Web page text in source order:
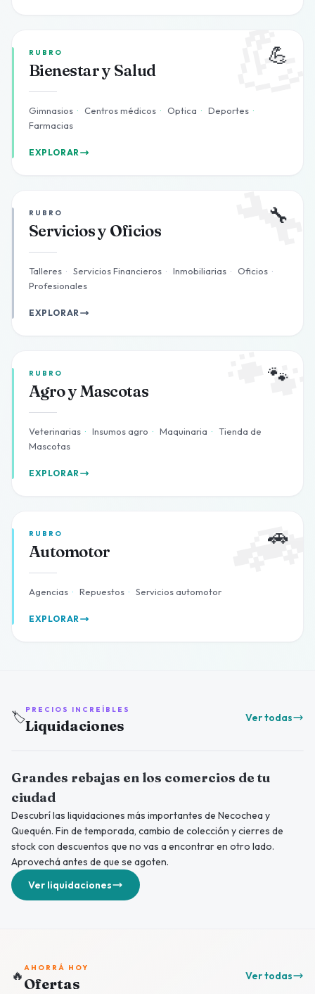
💪
RUBRO
Bienestar y Salud
Gimnasios · Centros médicos · Optica · Deportes ·
Farmacias
EXPLORAR
🔧
RUBRO
Servicios y Oficios
Talleres · Servicios Financieros · Inmobiliarias · Oficios ·
Profesionales
EXPLORAR
🐾
RUBRO
Agro y Mascotas
Veterinarias · Insumos agro · Maquinaria · Tienda de
Mascotas
EXPLORAR
🚗
RUBRO
Automotor
Agencias · Repuestos · Servicios automotor
EXPLORAR
🏷️PRECIOS INCREÍBLES
Liquidaciones Ver todas
Grandes rebajas en los comercios de tu
ciudad
Descubrí las liquidaciones más importantes de Necochea y
Quequén. Fin de temporada, cambio de colección y cierres de
stock con descuentos que no vas a encontrar en otro lado.
Aprovechá antes de que se agoten.
Ver liquidaciones
🔥 AHORRÁ HOY
Ofertas Ver todas